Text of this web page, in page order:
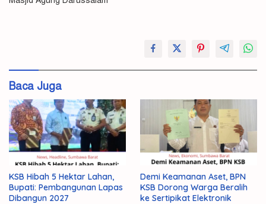
Baca Juga
KSB Hibah 5 Hektar Lahan,
Bupati: Pembangunan Lapas
Dibangun 2027
Demi Keamanan Aset, BPN
KSB Dorong Warga Beralih
ke Sertipikat Elektronik